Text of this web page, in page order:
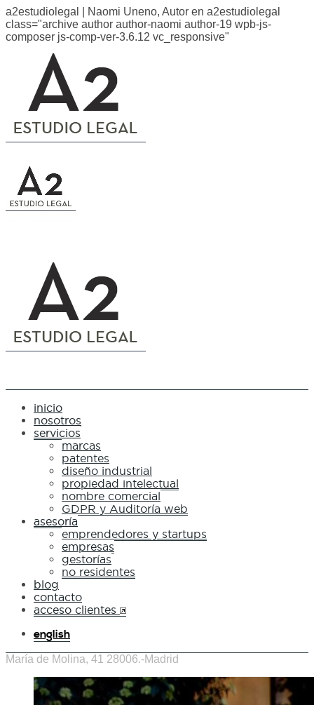
a2estudiolegal | Naomi Uneno, Autor en a2estudiolegal
class="archive author author-naomi author-19 wpb-js-
composer js-comp-ver-3.6.12 vc_responsive"
inicio
nosotros
servicios
marcas
patentes
diseño industrial
propiedad intelectual
nombre comercial
GDPR y Auditoría web
asesoría
emprendedores y startups
empresas
gestorías
no residentes
blog
contacto
acceso clientes
english
María de Molina, 41 28006.-Madrid